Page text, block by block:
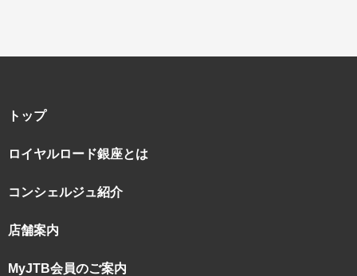
トップ
ロイヤルロード銀座とは
コンシェルジュ紹介
店舗案内
MyJTB会員のご案内